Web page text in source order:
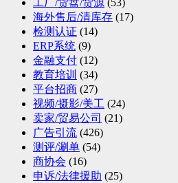
工厂/货盘/货源 (53)
海外售后/清库存 (17)
检测认证 (14)
ERP系统 (9)
金融支付 (12)
教育培训 (34)
平台招商 (27)
视频/摄影/美工 (24)
卖家/贸易公司 (21)
广告引流 (426)
测评/涮单 (54)
商协会 (16)
申诉/法律援助 (25)